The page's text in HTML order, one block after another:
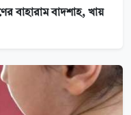
বাহারাম বাদশাহ, খায়